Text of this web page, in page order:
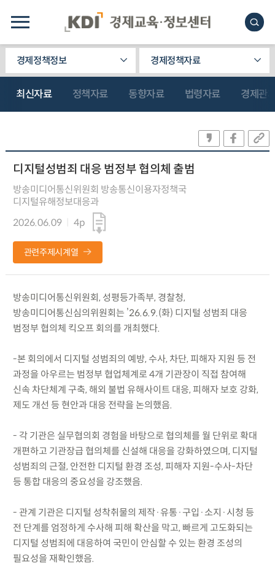
경제정책정보 경제정책자료
최신자료 정책자료 동향자료 법령자료 경제관
디지털성범죄 대응 범정부 협의체 출범
방송미디어통신위원회 방송통신이용자정책국
디지털유해정보대응과
2026.06.09
4p
관련주제시계열
방송미디어통신위원회, 성평등가족부, 경찰청,
방송미디어통신심의위원회는 ’26.6.9.(화) 디지털 성범죄 대응
범정부 협의체 킥오프 회의를 개최했다.
-본 회의에서 디지털 성범죄의 예방, 수사, 차단, 피해자 지원 등 전
과정을 아우르는 범정부 협업체계로 4개 기관장이 직접 참여해
신속 차단체계 구축, 해외 불법 유해사이트 대응, 피해자 보호 강화,
제도 개선 등 현안과 대응 전략을 논의했음.
- 각 기관은 실무협의회 경험을 바탕으로 협의체를 월 단위로 확대
개편하고 기관장급 협의체를 신설해 대응을 강화하였으며, 디지털
성범죄의 근절, 안전한 디지털 환경 조성, 피해자 지원-수사-차단
등 통합 대응의 중요성을 강조했음.
- 관계 기관은 디지털 성착취물의 제작·유통·구입·소지·시청 등
전 단계를 엄정하게 수사해 피해 확산을 막고, 빠르게 고도화되는
디지털 성범죄에 대응하여 국민이 안심할 수 있는 환경 조성의
필요성을 재확인했음.